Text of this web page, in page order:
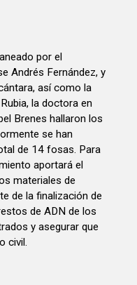
por el
Andrés Fernández, y
así como la
la doctora en
Brenes hallaron los
se han
Para
aportará el
materiales de
de la finalización de
de ADN de los
y asegurar que
civil.